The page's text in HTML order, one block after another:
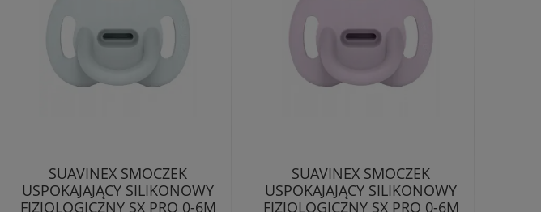
SUAVINEX SMOCZEK
USPOKAJAJĄCY SILIKONOWY
FIZJOLOGICZNY SX PRO 0-6M
SUAVINEX SMOCZEK
USPOKAJAJĄCY SILIKONOWY
FIZJOLOGICZNY SX PRO 0-6M